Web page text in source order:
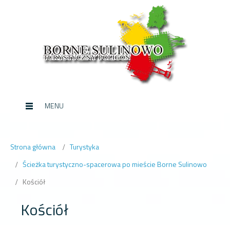
MENU
Strona główna
Turystyka
Ścieżka turystyczno-spacerowa po mieście Borne Sulinowo
Kościół
Kościół